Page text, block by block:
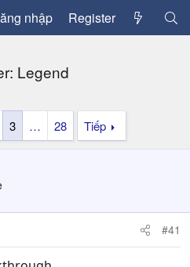
nhập Register
Legend
3 … 28 Tiếp
#41